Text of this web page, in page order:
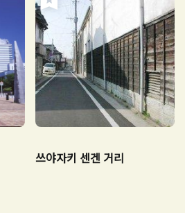
쓰야자키 센겐 거리